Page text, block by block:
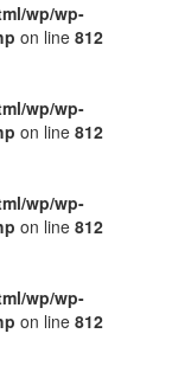
wp/wp-
on line 812
wp/wp-
on line 812
wp/wp-
on line 812
wp/wp-
on line 812